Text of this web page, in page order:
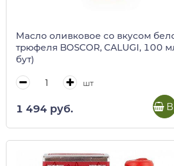
Масло оливковое со вкусом
трюфеля BOSCOR, CALUGI, 100
бут)
шт
1 494 руб. В